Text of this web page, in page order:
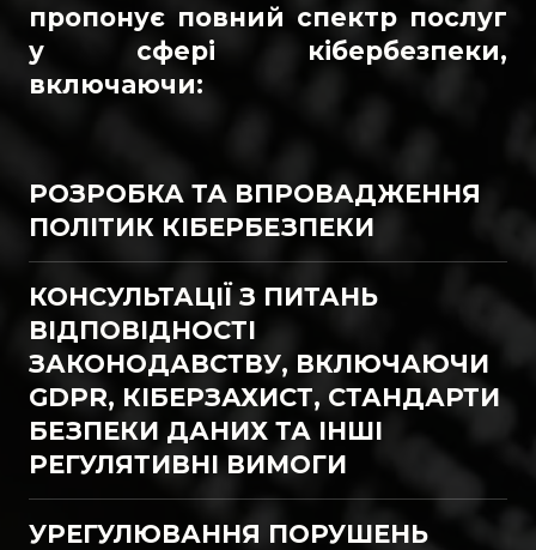
пропонує повний спектр послуг
у сфері кібербезпеки,
включаючи:
РОЗРОБКА ТА ВПРОВАДЖЕННЯ
ПОЛІТИК КІБЕРБЕЗПЕКИ
КОНСУЛЬТАЦІЇ З ПИТАНЬ
ВІДПОВІДНОСТІ
ЗАКОНОДАВСТВУ, ВКЛЮЧАЮЧИ
GDPR, КІБЕРЗАХИСТ, СТАНДАРТИ
БЕЗПЕКИ ДАНИХ ТА ІНШІ
РЕГУЛЯТИВНІ ВИМОГИ
УРЕГУЛЮВАННЯ ПОРУШЕНЬ